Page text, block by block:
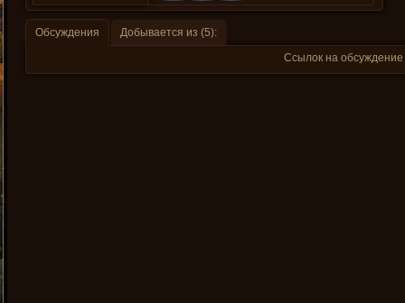
Обсуждения
Добывается из (5):
Ссылок на